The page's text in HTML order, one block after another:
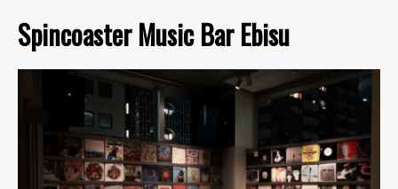
Spincoaster Music Bar Ebisu